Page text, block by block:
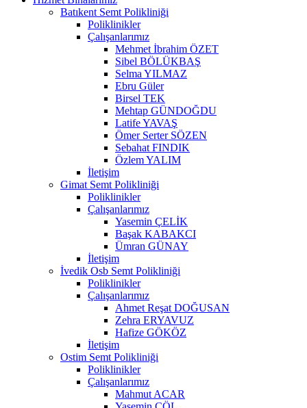
Batıkent Semt Polikliniği
Poliklinikler
Çalışanlarımız
Mehmet İbrahim ÖZET
Sibel BÖLÜKBAŞ
Selma YILMAZ
Ebru Güler
Birsel TEK
Mehtap GÜNDOĞDU
Latife YAVAŞ
Ömer Serter SÖZEN
Sebahat FINDIK
Özlem YALIM
İletişim
Gimat Semt Polikliniği
Poliklinikler
Çalışanlarımız
Yasemin ÇELİK
Başak KABAKCI
Ümran GÜNAY
İletişim
İvedik Osb Semt Polikliniği
Poliklinikler
Çalışanlarımız
Ahmet Reşat DOĞUSAN
Zehra ERYAVUZ
Hafize GÖKÖZ
İletişim
Ostim Semt Polikliniği
Poliklinikler
Çalışanlarımız
Mahmut ACAR